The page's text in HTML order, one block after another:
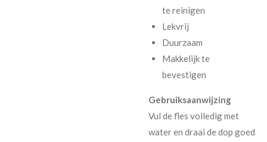
te reinigen
Lekvrij
Duurzaam
Makkelijk te
bevestigen
Gebruiksaanwijzing
Vul de fles volledig met
water en draai de dop goed